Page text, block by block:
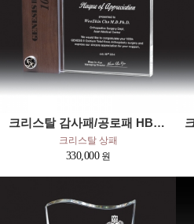
크리스탈 감사패/공로패 HB-7004
크리스탈 상패
330,000